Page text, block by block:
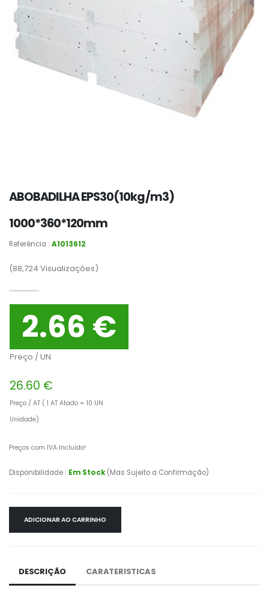
ABOBADILHA EPS30(10kg/m3)
1000*360*120mm
Referência : A1013612
(88,724 Visualizações)
2.66 €
Preço / UN
26.60 €
Preço / AT ( 1 AT Atado = 10 UN
Unidade)
Preços com IVA Incluído!
Disponibilidade : Em Stock(Mas Sujeito a Confirmação)
ADICIONAR AO CARRINHO
DESCRIÇÃO CARATERISTICAS